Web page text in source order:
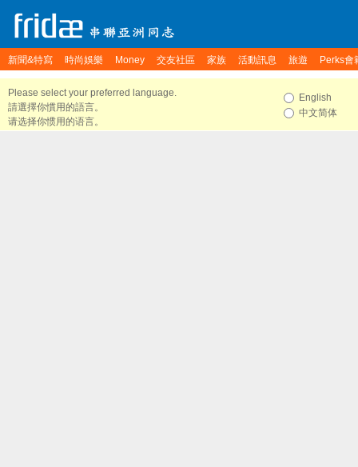
新聞&特寫 時尚娛樂 Money 交友社區 家族 活動訊息 旅遊 Perks會
Please select your preferred language.
請選擇你慣用的語言。
请选择你惯用的语言。
English
中文简体